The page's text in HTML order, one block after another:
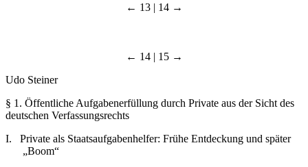
← 13 | 14 →
← 14 | 15 →
Udo Steiner
§ 1. Öffentliche Aufgabenerfüllung durch Private aus der Sicht des
deutschen Verfassungsrechts
I. Private als Staatsaufgabenhelfer: Frühe Entdeckung und später
„Boom“